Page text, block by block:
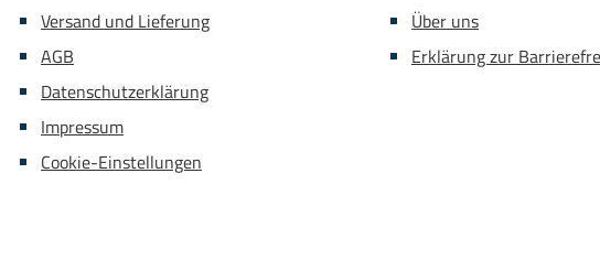
Versand und Lieferung
AGB
Datenschutzerklärung
Impressum
Cookie-Einstellungen
Über uns
Erklärung zur